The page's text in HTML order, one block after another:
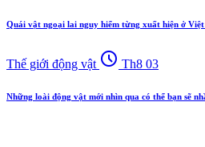
Quái vật ngoại lai nguy hiểm từng xuất hiện ở
Thế giới động vật schedule Th8 03
Những loài động vật mới nhìn qua có thể bạn sẽ